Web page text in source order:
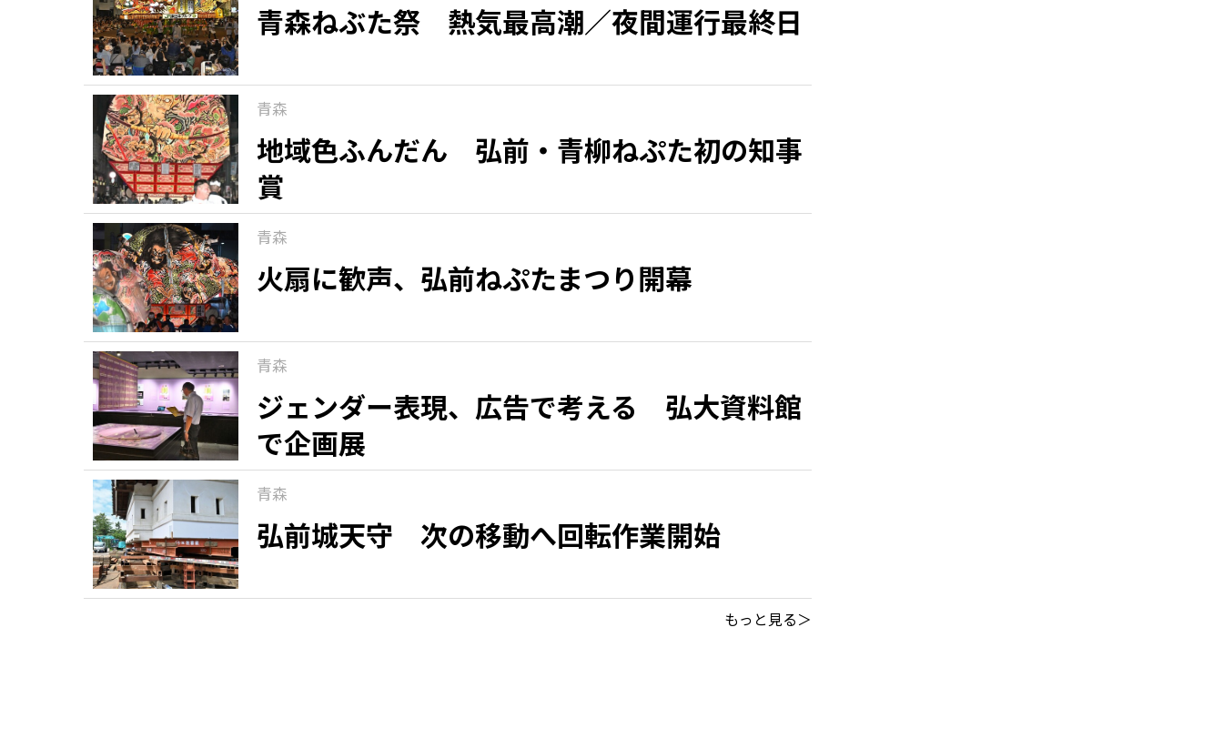
青森ねぶた祭 熱気最高潮／夜間運行最終日
青森
地域色ふんだん 弘前・青柳ねぷた初の知事
賞
青森
火扇に歓声、弘前ねぷたまつり開幕
青森
ジェンダー表現、広告で考える 弘大資料館
で企画展
青森
弘前城天守 次の移動へ回転作業開始
もっと見る＞